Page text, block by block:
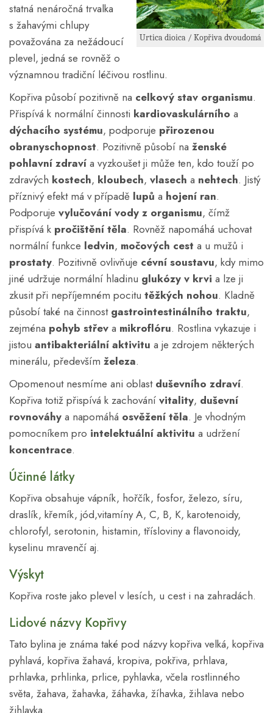
Urtica dioica / Kopřiva dvoudomá
statná nenáročná trvalka
s žahavými chlupy
považována za nežádoucí
plevel, jedná se rovněž o
významnou tradiční léčivou rostlinu.
Kopřiva působí pozitivně na celkový stav organismu.
Přispívá k normální činnosti kardiovaskulárního a
dýchacího systému, podporuje přirozenou
obranyschopnost. Pozitivně působí na ženské
pohlavní zdraví a vyzkoušet ji může ten, kdo touží po
zdravých kostech, kloubech, vlasech a nehtech. Jistý
příznivý efekt má v případě lupů a hojení ran.
Podporuje vylučování vody z organismu, čímž
přispívá k pročištění těla. Rovněž napomáhá uchovat
normální funkce ledvin, močových cest a u mužů i
prostaty. Pozitivně ovlivňuje cévní soustavu, kdy mimo
jiné udržuje normální hladinu glukózy v krvi a lze ji
zkusit při nepříjemném pocitu těžkých nohou. Kladně
působí také na činnost gastrointestinálního traktu,
zejména pohyb střev a mikroflóru. Rostlina vykazuje i
jistou antibakteriální aktivitu a je zdrojem některých
minerálu, především železa.
Opomenout nesmíme ani oblast duševního zdraví.
Kopřiva totiž přispívá k zachování vitality, duševní
rovnováhy a napomáhá osvěžení těla. Je vhodným
pomocníkem pro intelektuální aktivitu a udržení
koncentrace.
Účinné látky
Kopřiva obsahuje vápník, hořčík, fosfor, železo, síru,
draslík, křemík, jód,vitamíny A, C, B, K, karotenoidy,
chlorofyl, serotonin, histamin, třísloviny a flavonoidy,
kyselinu mravenčí aj.
Výskyt
Kopřiva roste jako plevel v lesích, u cest i na zahradách.
Lidové názvy Kopřivy
Tato bylina je známa také pod názvy kopřiva velká, kopřiva
pyhlavá, kopřiva žahavá, kropiva, pokřiva, prhlava,
prhlavka, prhlinka, prlice, pyhlavka, včela rostlinného
světa, žahava, žahavka, žáhavka, žíhavka, žihlava nebo
žihlavka.